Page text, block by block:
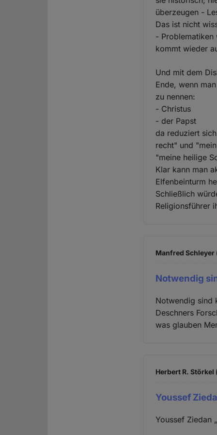
überzeugen -
Das ist nicht
- Problematiken
kommt wieder
Und mit dem
Ende, wenn
zu nennen:
- Christus
- der Papst
da reduziert
recht" und
"meine heilige
Klar kann man
Elfenbeinturm
Schließlich
Religionsführer
Manfred
Notwendig
Notwendig sind
Deschners
was glauben
Herbert R.
Youssef
Youssef Ziedan